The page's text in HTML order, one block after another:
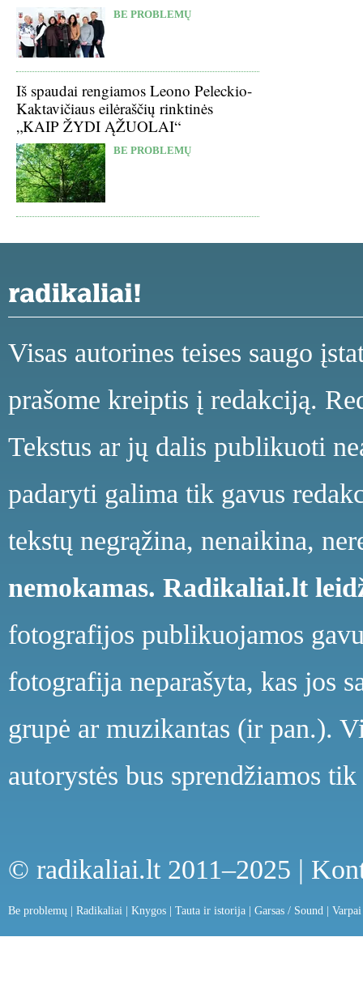
BE PROBLEMŲ
Iš spaudai rengiamos Leono Peleckio-
Kaktavičiaus eilėraščių rinktinės
„KAIP ŽYDI ĄŽUOLAI“
BE PROBLEMŲ
Visas autorines teises saugo
prašome kreiptis į redakciją.
Tekstus ar jų dalis publikuoti
padaryti galima tik gavus
tekstų negrąžina, nenaikina,
nemokamas. Radikaliai.lt
fotografijos publikuojamos
fotografija neparašyta, kas jos
grupė ar muzikantas (ir pan.).
autorystės bus sprendžiamos
© radikaliai.lt 2011–2025 |
Be problemų Radikaliai Knygos Tauta ir istorija Garsas / Sound Varpai